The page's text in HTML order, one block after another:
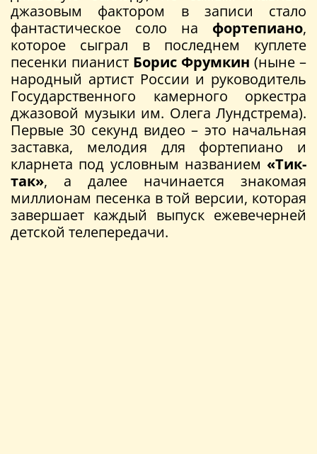
джазовым фактором в записи стало
фантастическое соло на фортепиано,
которое сыграл в последнем куплете
песенки пианист Борис Фрумкин (ныне –
народный артист России и руководитель
Государственного камерного оркестра
джазовой музыки им. Олега Лундстрема).
Первые 30 секунд видео – это начальная
заставка, мелодия для фортепиано и
кларнета под условным названием «Тик-
так», а далее начинается знакомая
миллионам песенка в той версии, которая
завершает каждый выпуск ежевечерней
детской телепередачи.